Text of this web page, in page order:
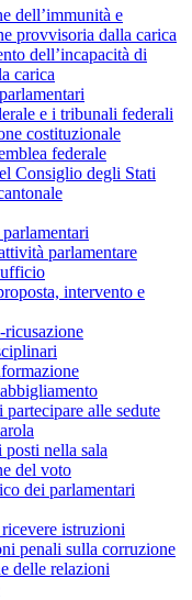
dell’immunità e
provvisoria dalla carica
dell’incapacità di
carica
e i tribunali federali
costituzionale
federale
Consiglio degli Stati
parlamentare
intervento e
alle sedute
posti nella sala
del voto
dei parlamentari
istruzioni
penali sulla corruzione
delle relazioni